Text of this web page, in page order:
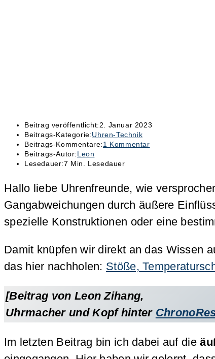
Beitrag veröffentlicht:2. Januar 2023
Beitrags-Kategorie:Uhren-Technik
Beitrags-Kommentare:1 Kommentar
Beitrags-Autor:Leon
Lesedauer:7 Min. Lesedauer
Hallo liebe Uhrenfreunde, wie
Gangabweichungen durch äußere
spezielle Konstruktionen oder eine
Damit knüpfen wir direkt an das Wissen
das hier nachholen: Stöße,
[Beitrag von Leon Zihang,
Uhrmacher und Kopf hinter
Im letzten Beitrag bin ich dabei auf die